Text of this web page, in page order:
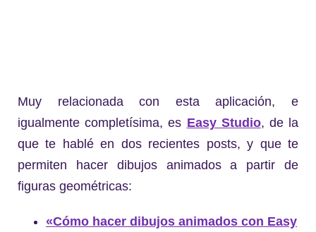
Muy relacionada con esta aplicación, e
igualmente completísima, es Easy Studio, de la
que te hablé en dos recientes posts, y que te
permiten hacer dibujos animados a partir de
figuras geométricas:
«Cómo hacer dibujos animados con Easy